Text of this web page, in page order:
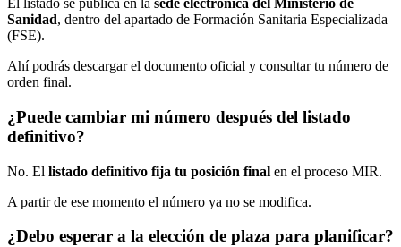
El listado se publica en la sede electrónica del Ministerio de
Sanidad, dentro del apartado de Formación Sanitaria Especializada
(FSE).
Ahí podrás descargar el documento oficial y consultar tu número de
orden final.
¿Puede cambiar mi número después del listado
definitivo?
No. El listado definitivo fija tu posición final en el proceso MIR.
A partir de ese momento el número ya no se modifica.
¿Debo esperar a la elección de plaza para planificar?